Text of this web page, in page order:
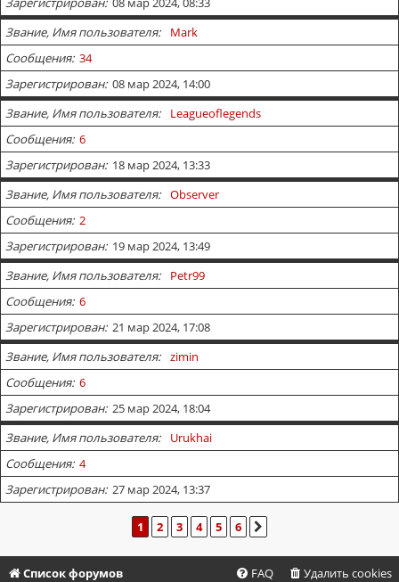
Звание, Имя пользователя
Mark
Сообщения 34
Зарегистрирован 08 мар 2024, 14:00
Звание, Имя пользователя
Leagueoflegends
Сообщения 6
Зарегистрирован 18 мар 2024, 13:33
Звание, Имя пользователя
Observer
Сообщения 2
Зарегистрирован 19 мар 2024, 13:49
Звание, Имя пользователя
Petr99
Сообщения 6
Зарегистрирован 21 мар 2024, 17:08
Звание, Имя пользователя
zimin
Сообщения 6
Зарегистрирован 25 мар 2024, 18:04
Звание, Имя пользователя
Urukhai
Сообщения 4
Зарегистрирован 27 мар 2024, 13:37
1 2 3 4 5 6
Список форумов Удалить cookies
FAQ